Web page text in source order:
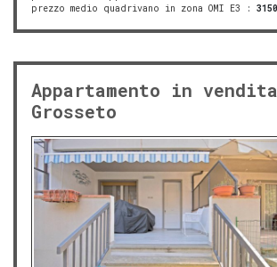
prezzo medio quadrivano in zona OMI E3 : 3150
Appartamento in
Grosseto